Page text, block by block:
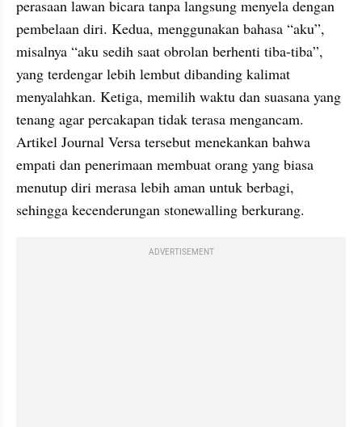
perasaan lawan bicara tanpa langsung menyela dengan
pembelaan diri. Kedua, menggunakan bahasa “aku”,
misalnya “aku sedih saat obrolan berhenti tiba-tiba”,
yang terdengar lebih lembut dibanding kalimat
menyalahkan. Ketiga, memilih waktu dan suasana yang
tenang agar percakapan tidak terasa mengancam.
Artikel Journal Versa tersebut menekankan bahwa
empati dan penerimaan membuat orang yang biasa
menutup diri merasa lebih aman untuk berbagi,
sehingga kecenderungan stonewalling berkurang.
ADVERTISEMENT